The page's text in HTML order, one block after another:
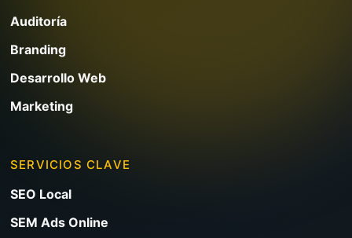
Auditoría
Branding
Desarrollo Web
Marketing
SERVICIOS CLAVE
SEO Local
SEM Ads Online